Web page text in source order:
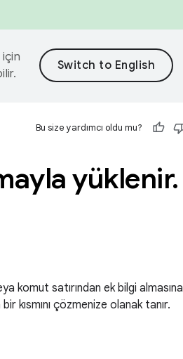
Bu size yardımcı oldu mu?
yüklenir.
komut satırından ek bilgi almasına
kısmını çözmenize olanak tanır.